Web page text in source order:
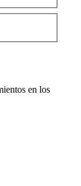
en los